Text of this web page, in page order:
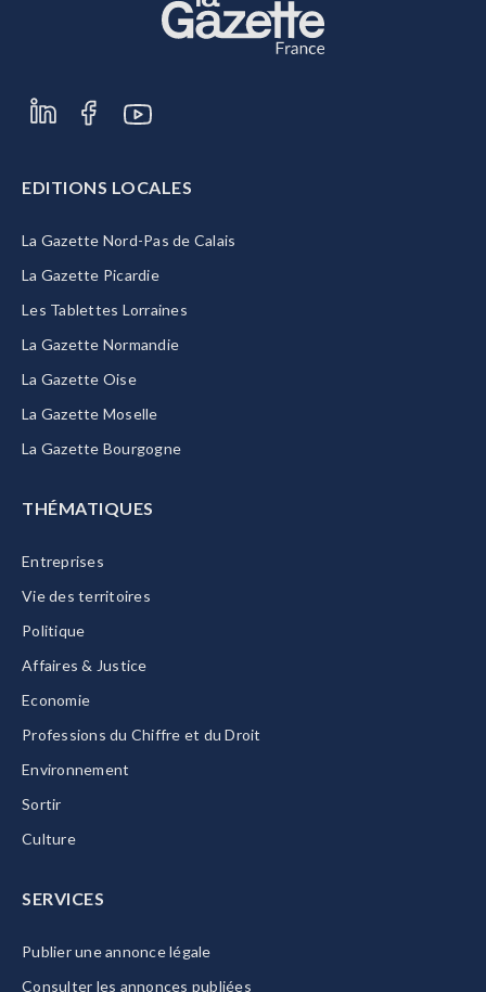
EDITIONS LOCALES
La Gazette Nord-Pas de Calais
La Gazette Picardie
Les Tablettes Lorraines
La Gazette Normandie
La Gazette Oise
La Gazette Moselle
La Gazette Bourgogne
THÉMATIQUES
Entreprises
Vie des territoires
Politique
Affaires & Justice
Economie
Professions du Chiffre et du Droit
Environnement
Sortir
Culture
SERVICES
Publier une annonce légale
Consulter les annonces publiées